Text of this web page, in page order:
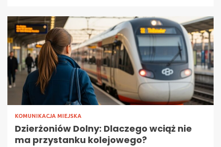
KOMUNIKACJA MIEJSKA
Dzierżoniów Dolny: Dlaczego wciąż nie
ma przystanku kolejowego?